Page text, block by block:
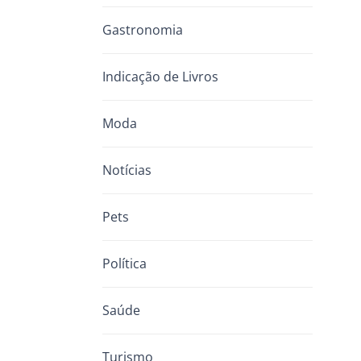
Gastronomia
Indicação de Livros
Moda
Notícias
Pets
Política
Saúde
Turismo